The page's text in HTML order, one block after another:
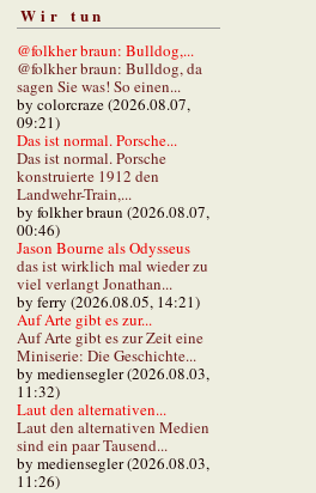
Wir tun
@folkher braun: Bulldog,...
@folkher braun: Bulldog, da
sagen Sie was! So einen...
by colorcraze (2026.08.07,
09:21)
Das ist normal. Porsche...
Das ist normal. Porsche
konstruierte 1912 den
Landwehr-Train,...
by folkher braun (2026.08.07,
00:46)
Jason Bourne als Odysseus
das ist wirklich mal wieder zu
viel verlangt Jonathan...
by ferry (2026.08.05, 14:21)
Auf Arte gibt es zur...
Auf Arte gibt es zur Zeit eine
Miniserie: Die Geschichte...
by mediensegler (2026.08.03,
11:32)
Laut den alternativen...
Laut den alternativen Medien
sind ein paar Tausend...
by mediensegler (2026.08.03,
11:26)